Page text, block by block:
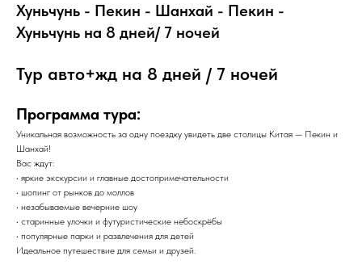
Хуньчунь - Пекин - Шанхай - Пекин -
Хуньчунь на 8 дней/ 7 ночей
Тур авто+жд на 8 дней / 7 ночей
Программа тура:
Уникальная возможность за одну поездку увидеть две столицы Китая — Пекин и
Шанхай!
Вас ждут:
• яркие экскурсии и главные достопримечательности
• шопинг от рынков до моллов
• незабываемые вечерние шоу
• старинные улочки и футуристические небоскрёбы
• популярные парки и развлечения для детей
Идеальное путешествие для семьи и друзей.